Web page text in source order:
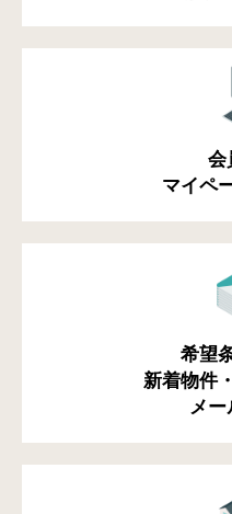
会
マイペ
希望
新着物件
メー